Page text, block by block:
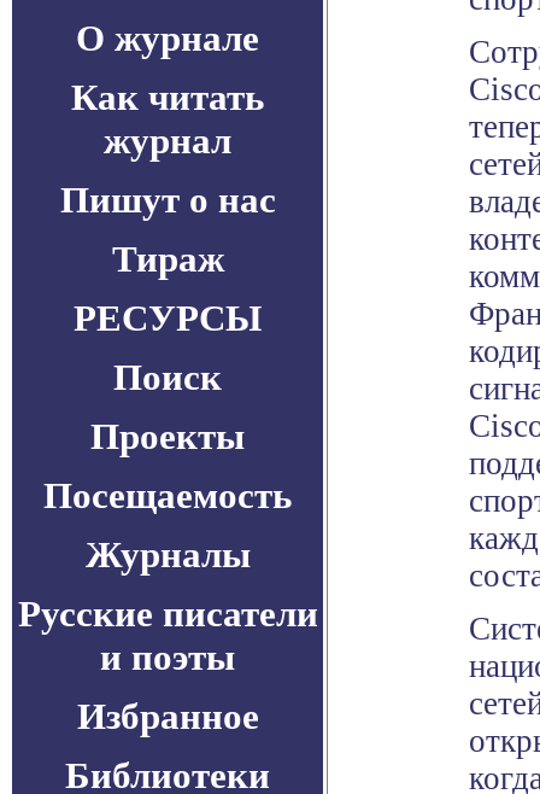
О журнале
Как читать
журнал
Пишут о нас
Тираж
РЕСУРСЫ
Поиск
Проекты
Посещаемость
Журналы
Русские писатели
и поэты
Избранное
Библиотеки